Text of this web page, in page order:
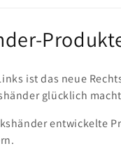
ist das neue
glücklich
entwickelte